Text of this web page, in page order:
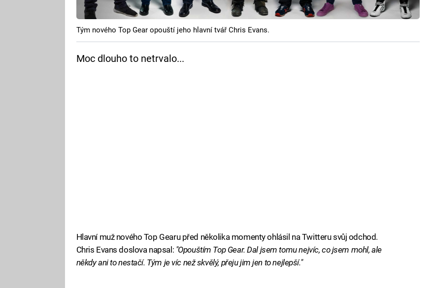
Tým nového Top Gear opouští jeho hlavní tvář Chris Evans.
Moc dlouho to netrvalo...
Hlavní muž nového Top Gearu před několika momenty ohlásil na Twitteru svůj odchod.
Chris Evans doslova napsal: "Opouštím Top Gear. Dal jsem tomu nejvíc, co jsem mohl, ale
někdy ani to nestačí. Tým je víc než skvělý, přeju jim jen to nejlepší."